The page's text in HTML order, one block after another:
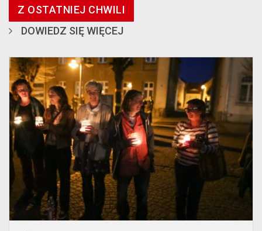
Z OSTATNIEJ CHWILI
DOWIEDZ SIĘ WIĘCEJ